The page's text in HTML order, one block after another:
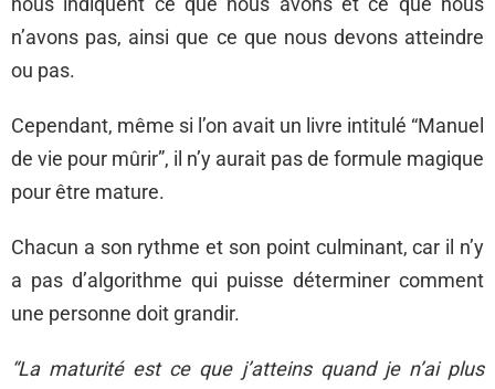
n’avons pas, ainsi que ce que nous devons atteindre
ou pas.
Cependant, même si l’on avait un livre intitulé “Manuel
de vie pour mûrir”, il n’y aurait pas de formule magique
pour être mature.
Chacun a son rythme et son point culminant, car il n’y
a pas d’algorithme qui puisse déterminer comment
une personne doit grandir.
“La maturité est ce que j’atteins quand je n’ai plus